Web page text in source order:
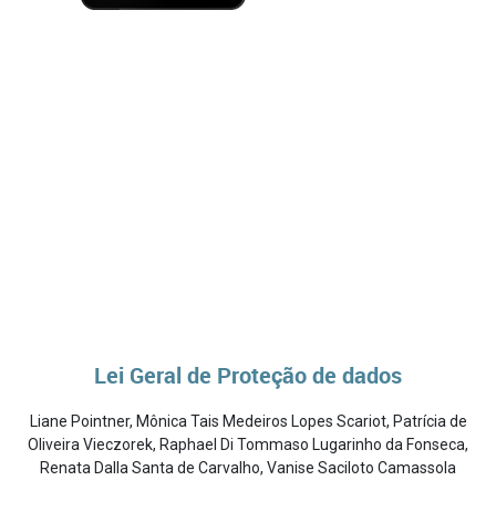
Lei Geral de Proteção de dados
Liane Pointner, Mônica Tais Medeiros Lopes Scariot, Patrícia de
Oliveira Vieczorek, Raphael Di Tommaso Lugarinho da Fonseca,
Renata Dalla Santa de Carvalho, Vanise Saciloto Camassola